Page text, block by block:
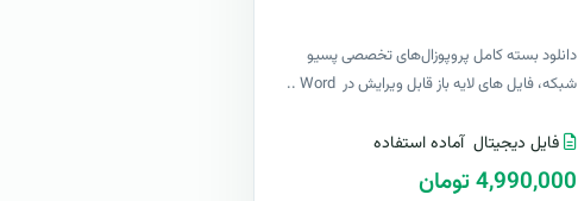
دانلود بسته کامل پروپوزال‌های تخصصی پسیو
شبکه، فایل های لایه باز قابل ویرایش در Word ..
فایل دیجیتال آماده استفاده
4,990,000 تومان